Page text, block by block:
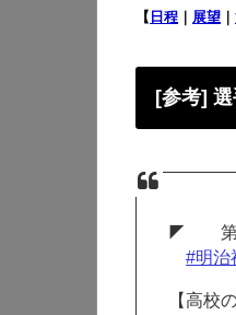
【 日程 展望
[参考]
◤ 第
#明治
【高校